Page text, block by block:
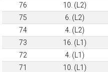
76
10. (L2)
75
6. (L2)
74
4. (L2)
73
16. (L1)
72
4. (L1)
71
10. (L1)